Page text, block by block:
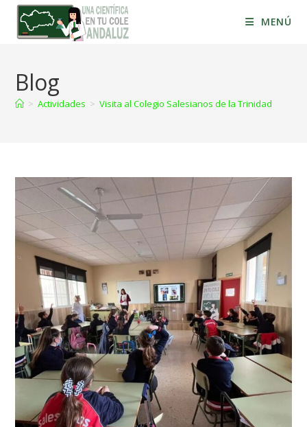
MENÚ
Blog
> Actividades > Visita al Colegio Salesianos de la Trinidad